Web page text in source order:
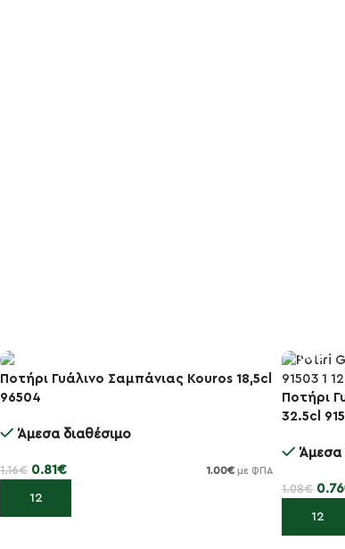
-30%
Ποτήρι Γυάλινο Σαμπάνιας Kouros 18,5cl
96504
Άμεσα διαθέσιμο
1.16€ 0.81 € 1.00€ με ΦΠΑ
Προσθήκη στο καλάθι
-30%
Ποτήρι
32.5cl
Άμεσα
1.08€ 0.76